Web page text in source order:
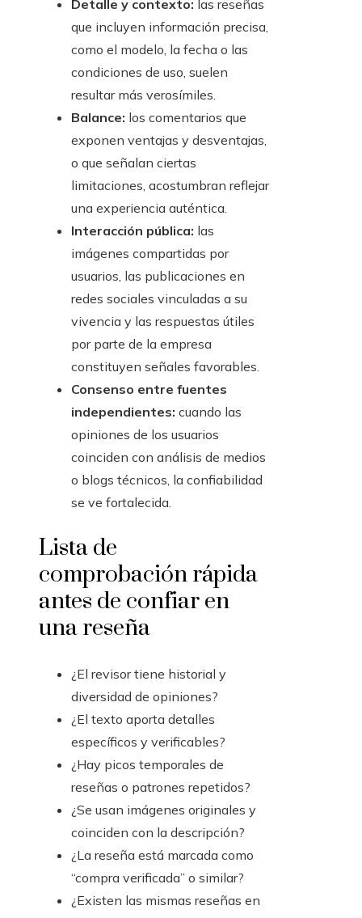
Detalle y contexto: las reseñas
que incluyen información precisa,
como el modelo, la fecha o las
condiciones de uso, suelen
resultar más verosímiles.
Balance: los comentarios que
exponen ventajas y desventajas,
o que señalan ciertas
limitaciones, acostumbran reflejar
una experiencia auténtica.
Interacción pública: las
imágenes compartidas por
usuarios, las publicaciones en
redes sociales vinculadas a su
vivencia y las respuestas útiles
por parte de la empresa
constituyen señales favorables.
Consenso entre fuentes
independientes: cuando las
opiniones de los usuarios
coinciden con análisis de medios
o blogs técnicos, la confiabilidad
se ve fortalecida.
Lista de
comprobación rápida
antes de confiar en
una reseña
¿El revisor tiene historial y
diversidad de opiniones?
¿El texto aporta detalles
específicos y verificables?
¿Hay picos temporales de
reseñas o patrones repetidos?
¿Se usan imágenes originales y
coinciden con la descripción?
¿La reseña está marcada como
“compra verificada” o similar?
¿Existen las mismas reseñas en